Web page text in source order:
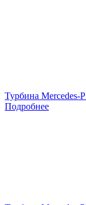
Турбина Mercedes-
Подробнее